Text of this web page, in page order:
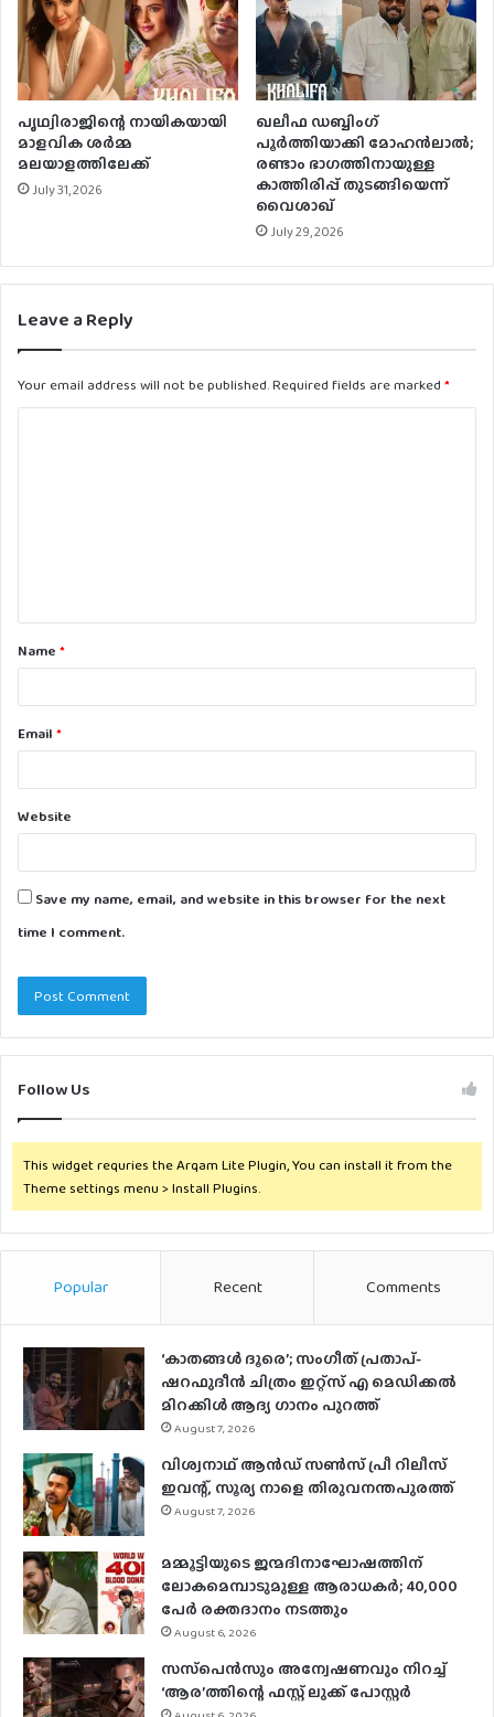
പൃഥ്വിരാജിന്റെ നായികയായി
മാളവിക ശര്‍മ്മ
മലയാളത്തിലേക്ക്
July 31, 2026
ഖലീഫ ഡബ്ബിംഗ്
പൂർത്തിയാക്കി മോഹൻലാൽ;
രണ്ടാം ഭാഗത്തിനായുള്ള
കാത്തിരിപ്പ് തുടങ്ങിയെന്ന്
വൈശാഖ്
July 29, 2026
Leave a Reply
Your email address will not be published.Required fields are marked *
t
*Name *
Email *
Website
Save my name, email, and website in this browser for the next
time I comment.
Follow Us
This widget requries the Arqam Lite Plugin, You can install it from the
Theme settings menu > Install Plugins.
Popular Recent Comments
‘കാതങ്ങൾ ദൂരെ’; സംഗീത് പ്രതാപ്-
ഷറഫുദീൻ ചിത്രം ഇറ്റ്സ് എ മെഡിക്കൽ
മിറക്കിൾ ആദ്യ ഗാനം പുറത്ത്
August 7, 2026
വിശ്വനാഥ് ആന്‍ഡ് സണ്‍സ് പ്രീ റിലീസ്
ഇവന്റ്, സൂര്യ നാളെ തിരുവനന്തപുരത്ത്
August 7, 2026
മമ്മൂട്ടിയുടെ ജന്മദിനാഘോഷത്തിന്
ലോകമെമ്പാടുമുള്ള ആരാധകര്‍; 40,000
പേര്‍ രക്തദാനം നടത്തും
August 6, 2026
സസ്‌പെന്‍സും അന്വേഷണവും നിറച്ച്
‘ആര’ത്തിന്റെ ഫസ്റ്റ് ലുക്ക് പോസ്റ്റര്‍